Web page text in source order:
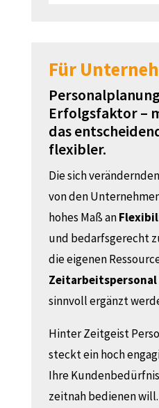
Für
Erfolgsfaktor –
das
flexibler.
Die sich
von den
hohes Maß an
und bedarfsgerecht
die eigenen
sinnvoll ergänzt
Hinter Zeitgeist
steckt ein hoch
Ihre
zeitnah bedienen will.